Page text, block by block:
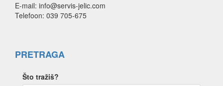
E-mail: info@servis-jelic.com
Telefoon: 039 705-675
PRETRAGA
Što tražiš?